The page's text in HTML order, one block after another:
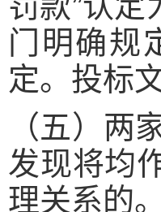
门明确规
定。投标
（五）两
发现将均
理关系的。